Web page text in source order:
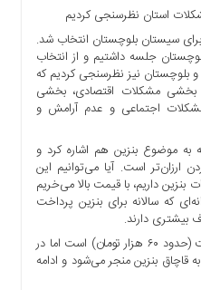
استان نظرسنجی کردیم
برای سیستان بلوچستان انتخاب شد.
جلسه داشتیم و از انتخاب
و بلوچستان نیز نظرسنجی کردیم که
بخشی مشکلات اقتصادی، بخشی
اجتماعی و عدم آرامش و
به موضوع بنزین هم اشاره کرد و
است. آیا می‌توانیم این
دلار واردات بنزین داریم، با قیمت بالا می‌خریم
که سالانه برای بنزین پرداخت
دارند.
وی افزود: بنزین در افغانستان ۹۰ سنت (حدود ۶۰ هزار تومان) است اما در
به قاچاق بنزین منجر می‌شود و ادامه